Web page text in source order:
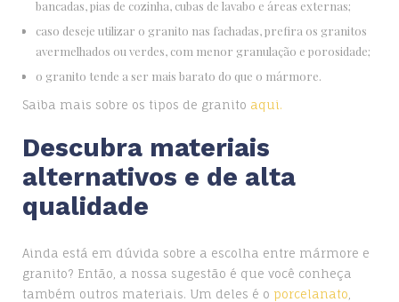
bancadas, pias de cozinha, cubas de lavabo e áreas externas;
caso deseje utilizar o granito nas fachadas, prefira os granitos
avermelhados ou verdes, com menor granulação e porosidade;
o granito tende a ser mais barato do que o mármore.
Saiba mais sobre os tipos de granito aqui.
Descubra materiais
alternativos e de alta
qualidade
Ainda está em dúvida sobre a escolha entre mármore e
granito? Então, a nossa sugestão é que você conheça
também outros materiais. Um deles é o porcelanato